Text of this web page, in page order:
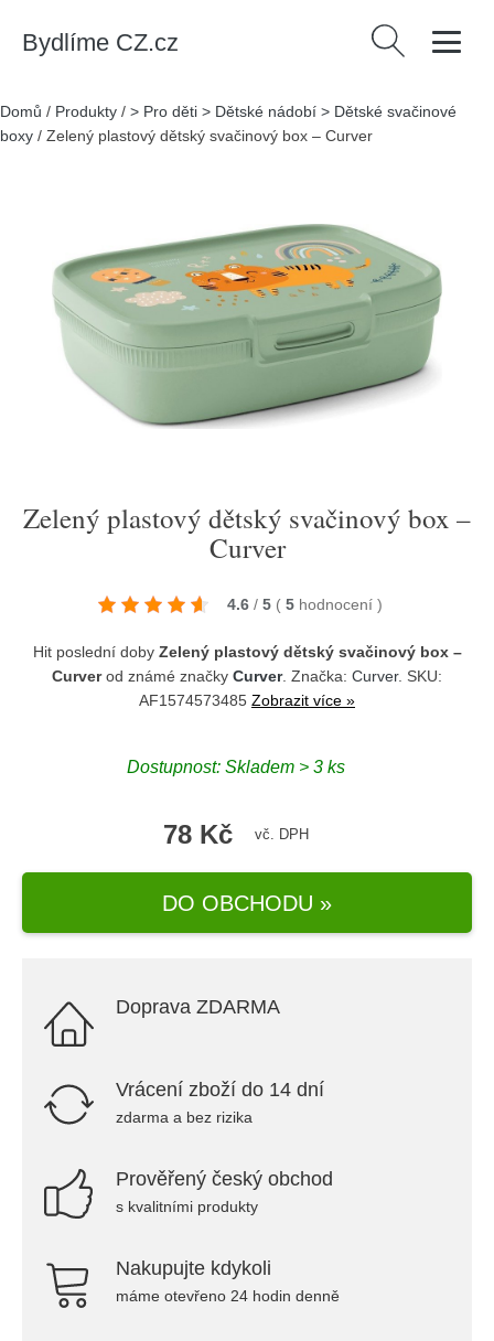
Bydlíme CZ.cz Vyhledávání
Domů / Produkty / > Pro děti > Dětské nádobí > Dětské svačinové
boxy / Zelený plastový dětský svačinový box – Curver
Zelený plastový dětský svačinový box –
Curver
4.6 / 5 ( 5 hodnocení )
Hit poslední doby Zelený plastový dětský svačinový box –
Curverod známé značky Curver. Značka: Curver. SKU:
AF1574573485 Zobrazit více »
Dostupnost: Skladem > 3 ks
78 Kč vč. DPH
DO OBCHODU »
Doprava ZDARMA
Vrácení zboží do 14 dní
zdarma a bez rizika
Prověřený český obchod
s kvalitními produkty
Nakupujte kdykoli
máme otevřeno 24 hodin denně